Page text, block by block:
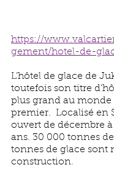
https://
gement/hotel-de-
L’hôtel de glace de
toutefois son titre
plus grand au monde
premier.  Localisé en
ouvert de décembre
ans. 30 000 tonnes
tonnes de glace sont
construction.